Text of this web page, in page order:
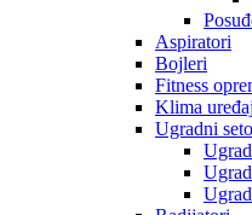
Aspiratori
Bojleri
Fitness
Klima
Ugradni